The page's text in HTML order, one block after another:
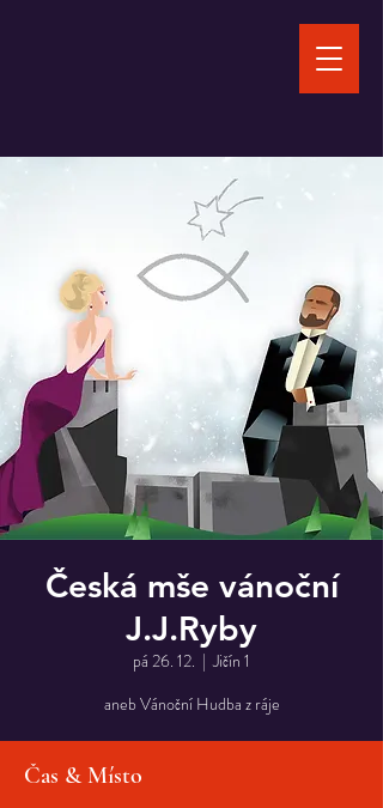
Česká mše vánoční
J.J.Ryby
pá 26. 12.
  |
Jičín 1
aneb Vánoční Hudba z ráje
Čas & Místo